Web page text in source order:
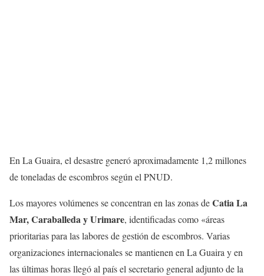
En La Guaira, el desastre generó aproximadamente 1,2 millones
de toneladas de escombros según el PNUD.
Los mayores volúmenes se concentran en las zonas deCatia La
Mar, Caraballeda y Urimare, identificadas como «áreas
prioritarias para las labores de gestión de escombros. Varias
organizaciones internacionales se mantienen en La Guaira y en
las últimas horas llegó al país el secretario general adjunto de la